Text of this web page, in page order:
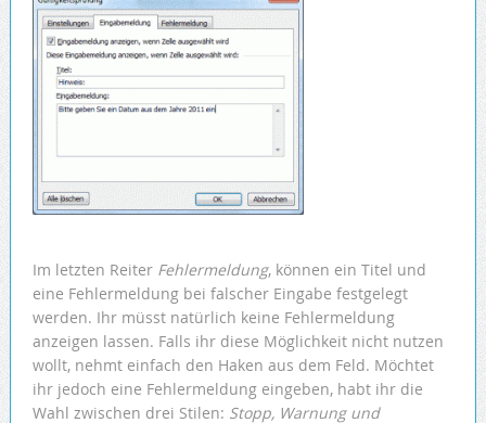
Im letzten Reiter Fehlermeldung, können ein Titel und
eine Fehlermeldung bei falscher Eingabe festgelegt
werden. Ihr müsst natürlich keine Fehlermeldung
anzeigen lassen. Falls ihr diese Möglichkeit nicht nutzen
wollt, nehmt einfach den Haken aus dem Feld. Möchtet
ihr jedoch eine Fehlermeldung eingeben, habt ihr die
Wahl zwischen drei Stilen: Stopp, Warnung und